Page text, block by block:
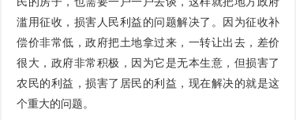
滥用征收，损害人民利益的问题解决了。因为征收补
偿价非常低，政府把土地拿过来，一转让出去，差价
很大，政府非常积极，因为它是无本生意，但损害了
农民的利益，损害了居民的利益，现在解决的就是这
个重大的问题。